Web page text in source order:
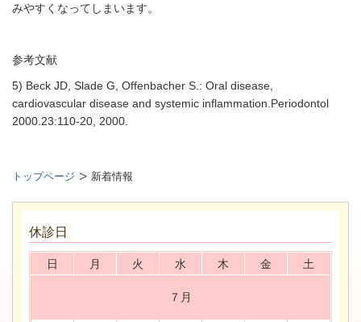
みやすくなってしまいます。
参考文献
5) Beck JD, Slade G, Offenbacher S.: Oral disease,
cardiovascular disease and systemic inflammation.Periodontol
2000.23:110-20, 2000.
トップページ 新着情報
休診日
日 月 火 水 木 金 土
７月